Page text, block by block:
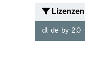
Lizenzen
dl-de-by-2.0 -